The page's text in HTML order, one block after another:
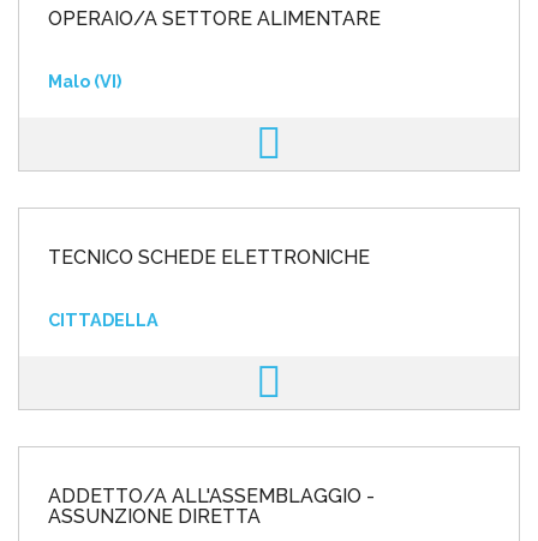
OPERAIO/A SETTORE ALIMENTARE
Malo (VI)
TECNICO SCHEDE ELETTRONICHE
CITTADELLA
ADDETTO/A ALL'ASSEMBLAGGIO -
ASSUNZIONE DIRETTA